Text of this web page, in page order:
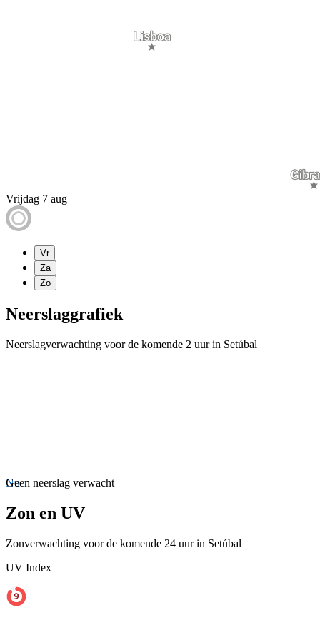
Vrijdag 7 aug
Vr
Za
Zo
Neerslaggrafiek
Neerslagverwachting voor de komende 2 uur in Setúbal
Nu
Geen neerslag verwacht
Zon en UV
Zonverwachting voor de komende 24 uur in Setúbal
UV Index